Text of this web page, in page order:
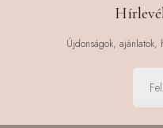
Újdonságok, ajánlatok,